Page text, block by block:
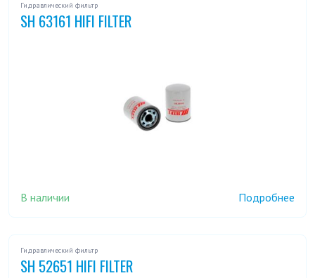
Гидравлический фильтр
SH 63161 HIFI FILTER
В наличии Подробнее
Гидравлический фильтр
SH 52651 HIFI FILTER